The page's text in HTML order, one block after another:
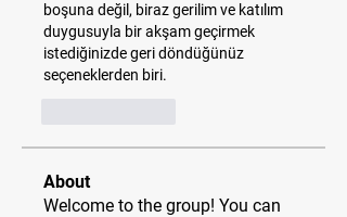
boşuna değil, biraz gerilim ve katılım
duygusuyla bir akşam geçirmek
istediğinizde geri döndüğünüz
seçeneklerden biri.
About
Welcome to the group! You can